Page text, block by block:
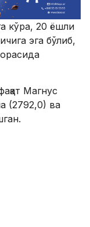
кўра, 20 ёшли
эга бўлиб,
Магнус
(2792,0) ва